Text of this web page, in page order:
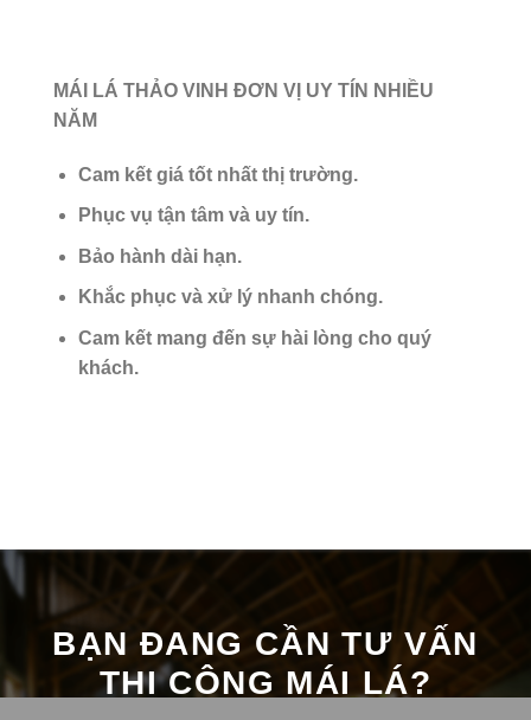
MÁI LÁ THẢO VINH ĐƠN VỊ UY TÍN NHIỀU
NĂM
Cam kết giá tốt nhất thị trường.
Phục vụ tận tâm và uy tín.
Bảo hành dài hạn.
Khắc phục và xử lý nhanh chóng.
Cam kết mang đến sự hài lòng cho quý
khách.
BẠN ĐANG CẦN TƯ VẤN
THI CÔNG MÁI LÁ?